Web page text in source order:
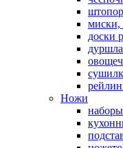
миски,
доски
Ножи